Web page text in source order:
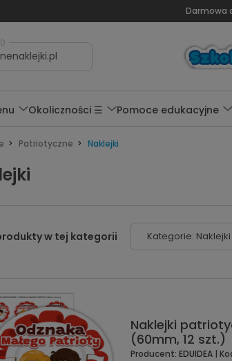
Darmowa
Okoliczności ☰ Pomoce edukacyjne
Patriotyczne Naklejki
Kategorie: Naklejki
Naklejki
(60mm, 12 szt.)
Producent: EDUIDEA |